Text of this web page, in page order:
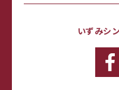
いずみシ